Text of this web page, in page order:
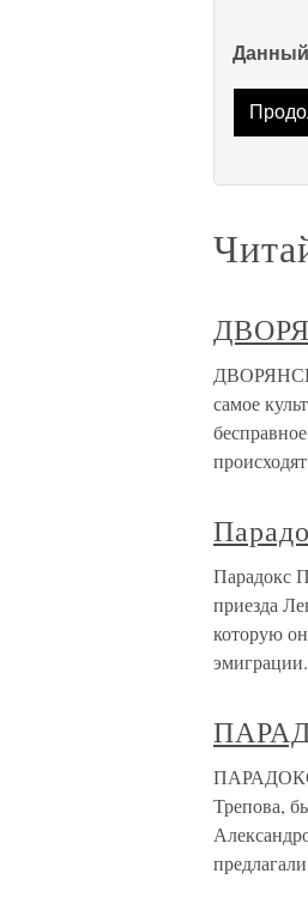
Данный
самое
Парадокс
приезда
которую
ПАРАДОКС
Трепова,